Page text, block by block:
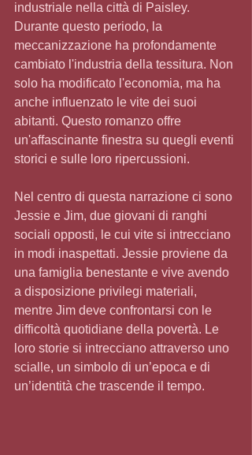
industriale nella città di Paisley.
Durante questo periodo, la
meccanizzazione ha profondamente
cambiato l'industria della tessitura. Non
solo ha modificato l'economia, ma ha
anche influenzato le vite dei suoi
abitanti. Questo romanzo offre
un'affascinante finestra su quegli eventi
storici e sulle loro ripercussioni.
Nel centro di questa narrazione ci sono
Jessie e Jim, due giovani di ranghi
sociali opposti, le cui vite si intrecciano
in modi inaspettati. Jessie proviene da
una famiglia benestante e vive avendo
a disposizione privilegi materiali,
mentre Jim deve confrontarsi con le
difficoltà quotidiane della povertà. Le
loro storie si intrecciano attraverso uno
scialle, un simbolo di un’epoca e di
un’identità che trascende il tempo.